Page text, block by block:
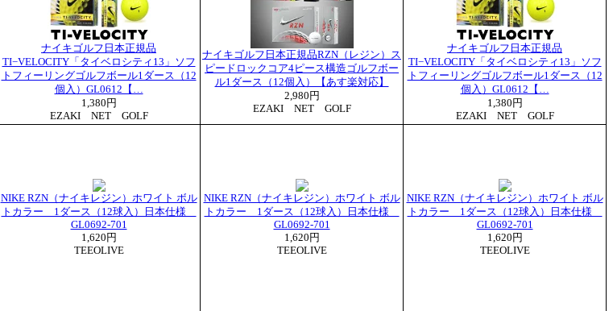
ナイキゴルフ日本正規品
TI−VELOCITY「タイベロシティ13」ソフ
トフィーリングゴルフボール1ダース（12
個入）GL0612【…
1,380円
EZAKI NET GOLF
ナイキゴルフ日本正規品RZN（レジン）ス
ピードロックコア4ピース構造ゴルフボー
ル1ダース（12個入）【あす楽対応】
2,980円
EZAKI NET GOLF
ナイキゴルフ日本正規品
TI−VELOCITY「タイベロシティ13」ソフ
トフィーリングゴルフボール1ダース（12
個入）GL0612【…
1,380円
EZAKI NET GOLF
NIKE RZN（ナイキレジン）ホワイト ボル
トカラー 1ダース（12球入）日本仕様
GL0692-701
1,620円
TEEOLIVE
NIKE RZN（ナイキレジン）ホワイト ボル
トカラー 1ダース（12球入）日本仕様
GL0692-701
1,620円
TEEOLIVE
NIKE RZN（ナイキレジン）ホワイト ボル
トカラー 1ダース（12球入）日本仕様
GL0692-701
1,620円
TEEOLIVE